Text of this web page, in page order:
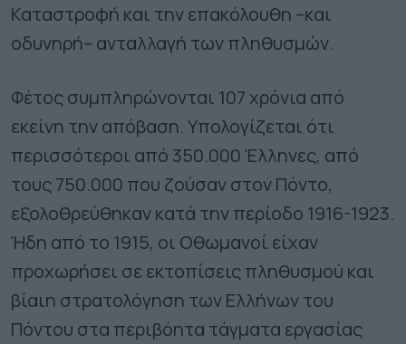
Καταστροφή και την επακόλουθη –και
οδυνηρή– ανταλλαγή των πληθυσμών.
Φέτος συμπληρώνονται 107 χρόνια από
εκείνη την απόβαση. Υπολογίζεται ότι
περισσότεροι από 350.000 Έλληνες, από
τους 750.000 που ζούσαν στον Πόντο,
εξολοθρεύθηκαν κατά την περίοδο 1916-1923.
Ήδη από το 1915, οι Οθωμανοί είχαν
προχωρήσει σε εκτοπίσεις πληθυσμού και
βίαιη στρατολόγηση των Ελλήνων του
Πόντου στα περιβόητα τάγματα εργασίας